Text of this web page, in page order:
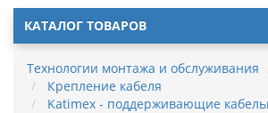
КАТАЛОГ ТОВАРОВ
Технологии монтажа и обслуживания
Крепление кабеля
Katimex - поддерживающие